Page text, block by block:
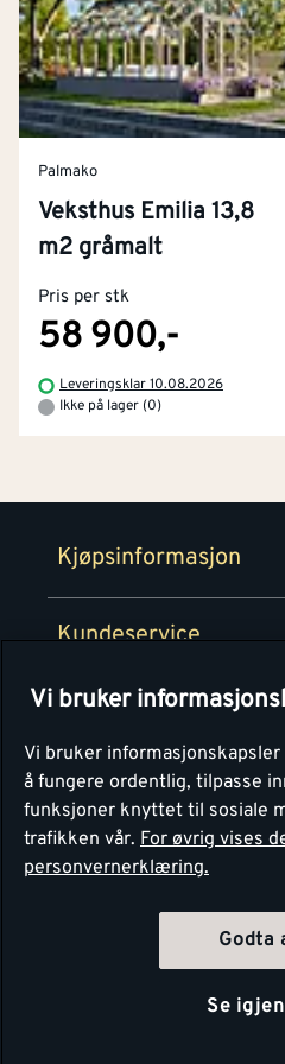
Palmako
Veksthus Emilia 13,8
m2 gråmalt
Pris per stk
58 900,-
Leveringsklar 10.08.2026
Ikke på lager (0)
Kjøpsinformasjon
Kjøpsbetingelser
Retur- og
Kundeservice
Kontakt oss
Tjenester
Montér Klubb
Montér
Om Montér
Byggevarehus og
Prismatch
Personvern
Vi bruker
Vi bruker
å fungere ordentlig, tilpasse
funksjoner knyttet til sosiale
trafikken vår. For øvrig vises
personvernerklæring.
Godta
Se